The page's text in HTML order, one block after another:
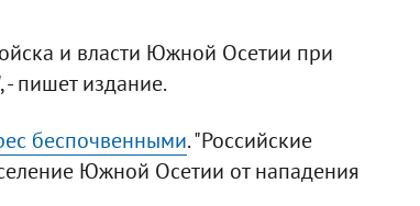
и власти Южной Осетии при
пишет издание.
беспочвенными. "Российские
Южной Осетии от нападения